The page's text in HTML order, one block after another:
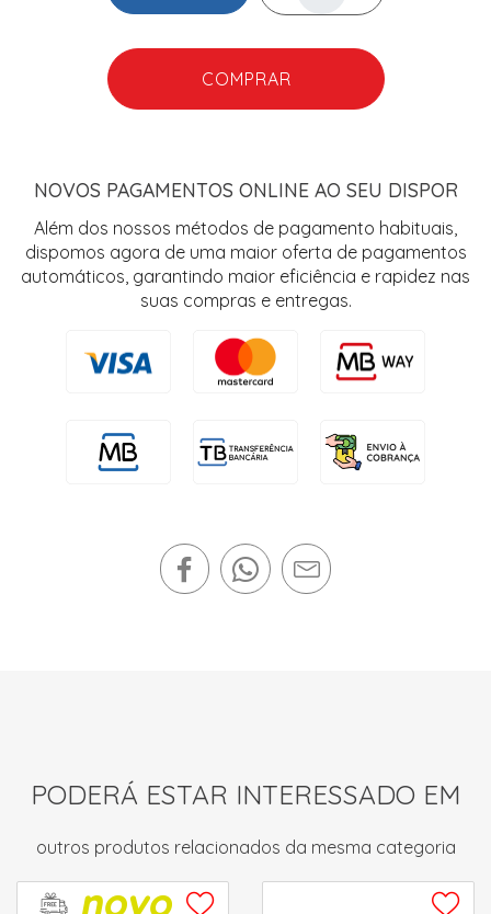
COMPRAR
NOVOS PAGAMENTOS ONLINE AO SEU DISPOR
Além dos nossos métodos de pagamento habituais,
dispomos agora de uma maior oferta de pagamentos
automáticos, garantindo maior eficiência e rapidez nas
suas compras e entregas.
PODERÁ ESTAR INTERESSADO EM
outros produtos relacionados da mesma categoria